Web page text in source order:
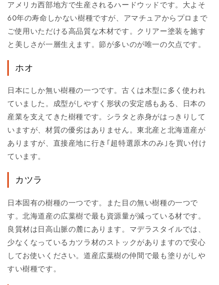
アメリカ西部地方で生産されるハードウッドです。大よそ
60年の寿命しかない樹種ですが、アマチュアからプロまで
ご使用いただける高品質な木材です。クリアー塗装を施す
と美しさが一層生えます。節が多いのが唯一の欠点です。
ホオ
日本にしか無い樹種の一つです。古くは木型に多く使われ
ていました。成型がしやすく形状の安定感もある、日本の
産業を支えてきた樹種です。シラタと赤身がはっきりして
いますが、材質の優劣はありません。東北産と北海道産が
ありますが、直接産地に行き｢超特選原木のみ｣を買い付け
ています。
カツラ
日本固有の樹種の一つです。また目の無い樹種の一つで
す。北海道産の広葉樹で最も資源量が減っている材です。
良質材は日高山脈の麓にあります。マデラスタイルでは、
少なくなっているカツラ材のストックがありますので安心
してお使いください。道産広葉樹の仲間で最も塗りがしや
すい樹種です。